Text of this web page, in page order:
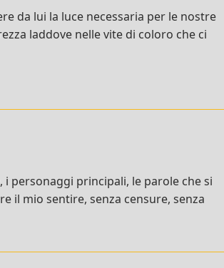
da lui la luce necessaria per le nostre
laddove nelle vite di coloro che ci
i personaggi principali, le parole che si
il mio sentire, senza censure, senza